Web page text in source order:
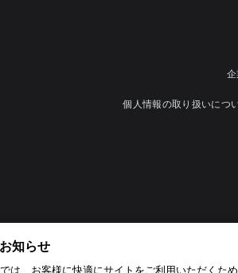
個人情報の取り扱いにつ
知らせ​
は、お客様に快適にサイトをご利用いただくた